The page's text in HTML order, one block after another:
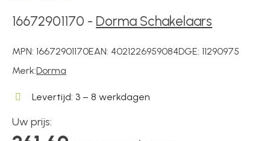
Toegangsverlening
Over ons
16672901170 - Dorma Schakelaars
MPN:16672901170EAN: 4021226959084DGE:11290975
Merk:Dorma
Levertijd: 3 – 8 werkdagen
Uw prijs: